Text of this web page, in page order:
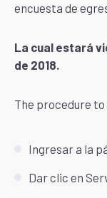
encuesta de
La cual estará
de 2018.
The procedure
Ingresar a la
Dar clic en